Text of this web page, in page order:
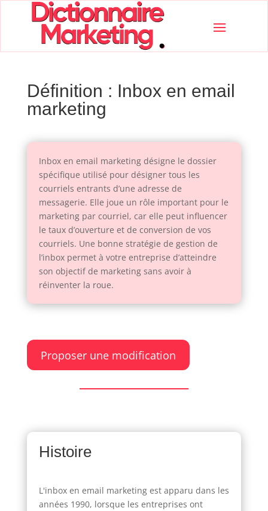
Définition : Inbox en email
marketing
Inbox en email marketing désigne le dossier
spécifique utilisé pour désigner tous les
courriels entrants d’une adresse de
messagerie. Elle joue un rôle important pour le
marketing par courriel, car elle peut influencer
le taux d’ouverture et de conversion de vos
courriels. Une bonne stratégie de gestion de
l’inbox permet à votre entreprise d’atteindre
son objectif de marketing sans avoir à
réinventer la roue.
Proposer une modification
Histoire
L'inbox en email marketing est apparu dans les
années 1990, lorsque les entreprises ont